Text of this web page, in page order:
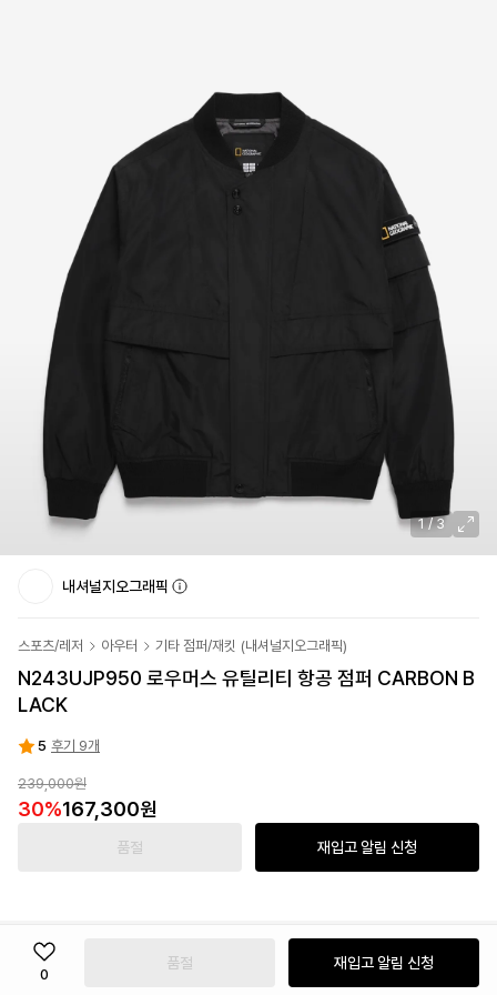
1/3
내셔널지오그래픽
스포츠/레저 아우터 기타 점퍼/재킷 (내셔널지오그래픽)
N243UJP950 로우머스 유틸리티 항공 점퍼 CARBON B
LACK
5 후기 9개
239,000원
30%167,300원
품절 재입고 알림 신청
0
품절 재입고 알림 신청